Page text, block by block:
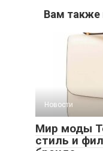
Вам также
Новости
Мир моды
стиль и